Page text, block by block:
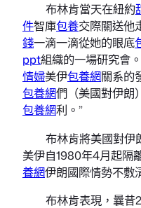
布林肯當天在紐約
件智庫包養交際關送他
錢一滴一滴從她的眼底
ppt組織的一場研究會
情婦美伊包養網關系的
包養網們（美國對伊朗
包養網利。”
布林肯將美國對伊
美伊自1980年4月起隔
養網伊朗國際情勢不敷
布林肯表現，曩昔